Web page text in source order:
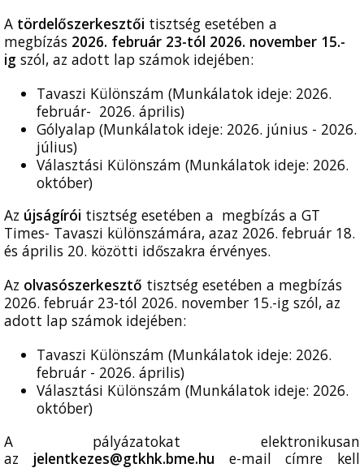
A tördelőszerkesztői tisztség esetében a
megbízás 2026. február 23-tól 2026. november 15.-
ig szól, az adott lap számok idejében:
Tavaszi Különszám (Munkálatok ideje: 2026.
február- 2026. április)
Gólyalap (Munkálatok ideje: 2026. június - 2026.
július)
Választási Különszám (Munkálatok ideje: 2026.
október)
Az újságírói tisztség esetében a megbízás a GT
Times- Tavaszi különszámára, azaz 2026. február 18.
és április 20. közötti időszakra érvényes.
Az olvasószerkesztő tisztség esetében a megbízás
2026. február 23-tól 2026. november 15.-ig szól, az
adott lap számok idejében:
Tavaszi Különszám (Munkálatok ideje: 2026.
február - 2026. április)
Választási Különszám (Munkálatok ideje: 2026.
október)
A pályázatokat elektronikusan
az jelentkezes@gtkhk.bme.hu e-mail címre kell